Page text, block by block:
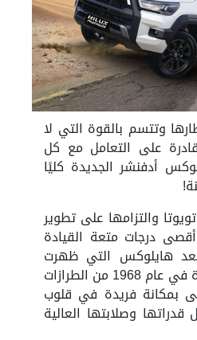
وتتسم بالقوة التي لا
على التعامل مع كل
أدفنشر الجديدة كليًا
والتزامها على تطوير
أقصى درجات متعة القيادة
هايلوكس التي ظهرت
في الأسواق لأول مرة في عام 1968 من الطرازات
بمكانة فريدة في قلوب
وصلابتها العالية